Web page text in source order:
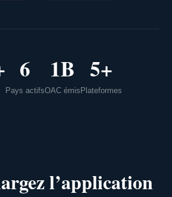
6
Pays actifs
1B
OAC émis
5+
Plateformes
l’application